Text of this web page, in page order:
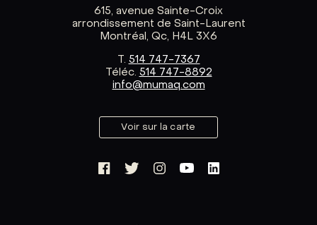
615, avenue Sainte-Croix
arrondissement de Saint-Laurent
Montréal, Qc, H4L 3X6
T. 514 747-7367
Téléc. 514 747-8892
info@mumaq.com
Voir sur la carte